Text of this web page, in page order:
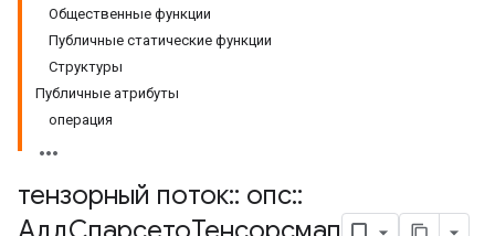
Общественные функции
Публичные статические функции
Структуры
Публичные атрибуты
операция
тензорный поток:: опс::